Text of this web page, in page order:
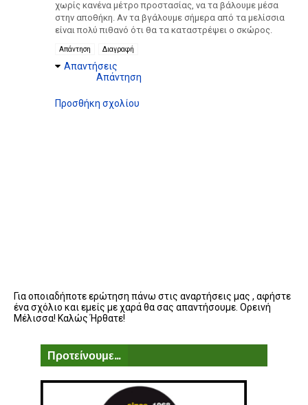
χωρίς κανένα μέτρο προστασίας, να τα βάλουμε μέσα
στην αποθήκη. Αν τα βγάλουμε σήμερα από τα μελίσσια
είναι πολύ πιθανό ότι θα τα καταστρέψει ο σκώρος.
Απάντηση Διαγραφή
Απαντήσεις
Απάντηση
Προσθήκη σχολίου
Για οποιαδήποτε ερώτηση πάνω στις αναρτήσεις μας , αφήστε
ένα σχόλιο και εμείς με χαρά θα σας απαντήσουμε. Ορεινή
Μέλισσα! Καλώς Ήρθατε!
Προτείνουμε...